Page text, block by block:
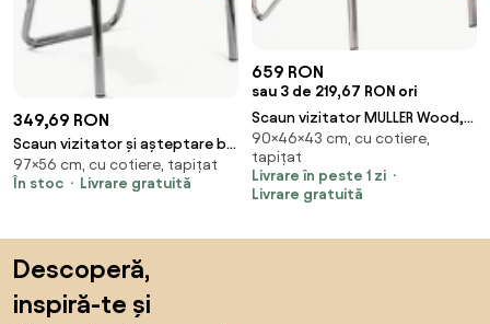
349,69 RON
Scaun vizitator și așteptare bej
HRC 614 din piele ecologică și
cadru cromat
97×56 cm, cu cotiere, tapițat
În stoc
Livrare gratuită
659 RON
sau 3 de 219,67 RON ori
Scaun vizitator MULLER Wood,
Wenge piele ecologica
90×46×43 cm, cu cotiere,
tapițat
Livrare în peste 1 zi
Livrare gratuită
Descoperă,
inspiră-te și